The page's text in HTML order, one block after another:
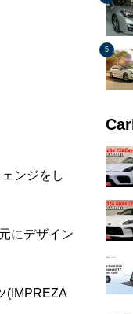
ンジをし
にデザイン
(IMPREZA